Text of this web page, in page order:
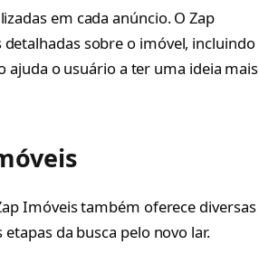
em cada anúncio. O Zap
sobre o imóvel, incluindo
ajuda o usuário a ter uma ideia mais
Imóveis também oferece diversas
da busca pelo novo lar.